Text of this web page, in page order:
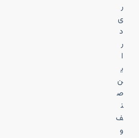
ر
ی
د
ر
ا
ی
ن
ص
ن
ف
و